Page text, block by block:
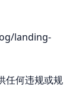
landing-
任何违规或规